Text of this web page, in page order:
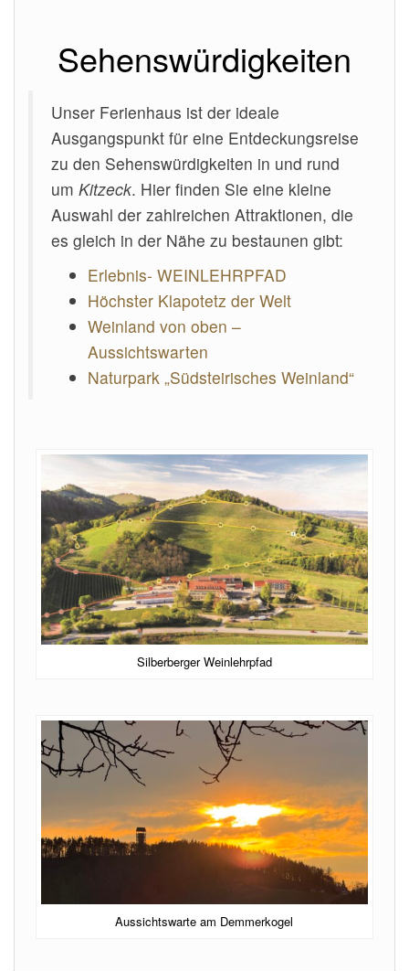
Sehenswürdigkeiten
Unser Ferienhaus ist der ideale
Ausgangspunkt für eine Entdeckungsreise
zu den Sehenswürdigkeiten in und rund
um Kitzeck. Hier finden Sie eine kleine
Auswahl der zahlreichen Attraktionen, die
es gleich in der Nähe zu bestaunen gibt:
Erlebnis- WEINLEHRPFAD
Höchster Klapotetz der Welt
Weinland von oben –
Aussichtswarten
Naturpark „Südsteirisches Weinland“
Silberberger Weinlehrpfad
Aussichtswarte am Demmerkogel